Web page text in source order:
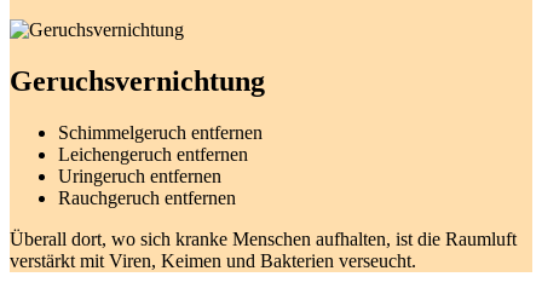
Geruchsvernichtung
Schimmelgeruch entfernen
Leichengeruch entfernen
Uringeruch entfernen
Rauchgeruch entfernen
Überall dort, wo sich kranke Menschen aufhalten, ist die Raumluft
verstärkt mit Viren, Keimen und Bakterien verseucht.